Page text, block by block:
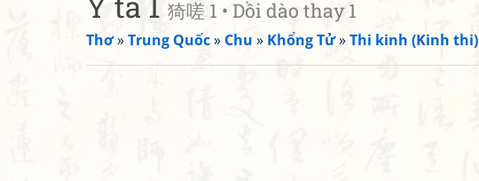
猗嗟 1 • Dồi dào thay 1
Thơ»Trung Quốc» Chu » Khổng Tử»Thi kinh (Kinh thi)